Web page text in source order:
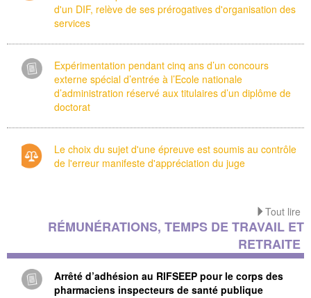
d'un DIF, relève de ses prérogatives d'organisation des
services
Expérimentation pendant cinq ans d’un concours
externe spécial d’entrée à l’Ecole nationale
d’administration réservé aux titulaires d’un diplôme de
doctorat
Le choix du sujet d'une épreuve est soumis au contrôle
de l'erreur manifeste d'appréciation du juge
Tout lire
RÉMUNÉRATIONS, TEMPS DE TRAVAIL ET
RETRAITE
Arrêté d’adhésion au RIFSEEP pour le corps des
pharmaciens inspecteurs de santé publique